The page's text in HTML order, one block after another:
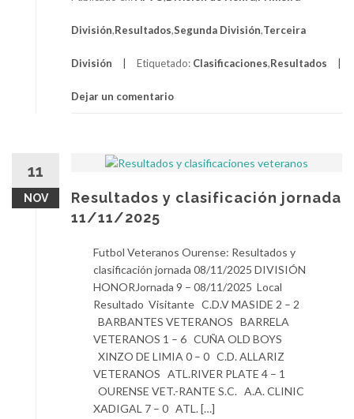
División,Resultados,Segunda División,Terceira
División Etiquetado: Clasificaciones,Resultados
Dejar un comentario
11
NOV
Resultados y clasificación jornada
11/11/2025
Futbol Veteranos Ourense: Resultados y
clasificación jornada 08/11/2025 DIVISIÓN
HONORJornada 9 – 08/11/2025 Local
Resultado Visitante C.D.V MASIDE 2 – 2
BARBANTES VETERANOS BARRELA
VETERANOS 1 – 6 CUÑA OLD BOYS
XINZO DE LIMIA 0 – 0 C.D. ALLARIZ
VETERANOS ATL.RIVER PLATE 4 – 1
OURENSE VET.-RANTE S.C. A.A. CLINIC
XADIGAL 7 – 0 ATL. […]